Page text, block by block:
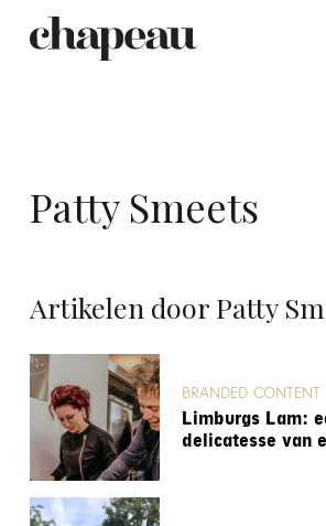
Patty Smeets
Artikelen door Patty
BRANDED CONTENT
Limburgs Lam:
delicatesse van